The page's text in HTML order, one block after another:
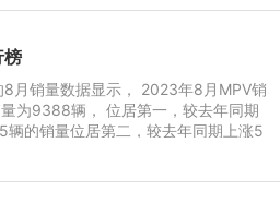
月销量数据显示， 2023年8月MPV销
为9388辆， 位居第一，较去年同期
的销量位居第二，较去年同期上涨5